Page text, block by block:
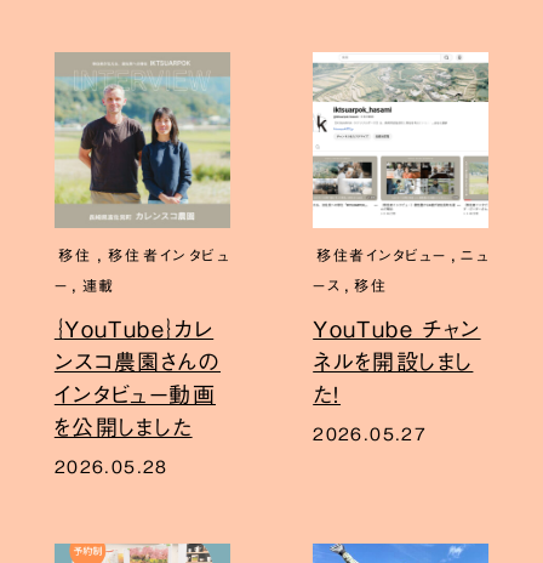
移住 , 移住者インタビュ
ー , 連載
｛YouTube｝カレ
ンスコ農園さんの
インタビュー動画
を公開しました
2026.05.28
移住者インタビュー , ニュ
ース , 移住
YouTube チャン
ネルを開設しまし
た！
2026.05.27